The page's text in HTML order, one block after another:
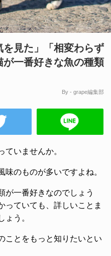
を見た」「相変わらず
一番好きな魚の種類
By - grape編集部
ていませんか。
のものが多いですよね。
が一番好きなのでしょう
っていても、詳しいことま
ょう。
ことをもっと知りたいとい